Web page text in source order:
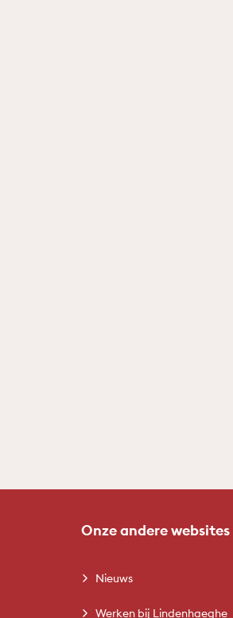
Onze andere websites
Nieuws
Werken bij Lindenhaeghe